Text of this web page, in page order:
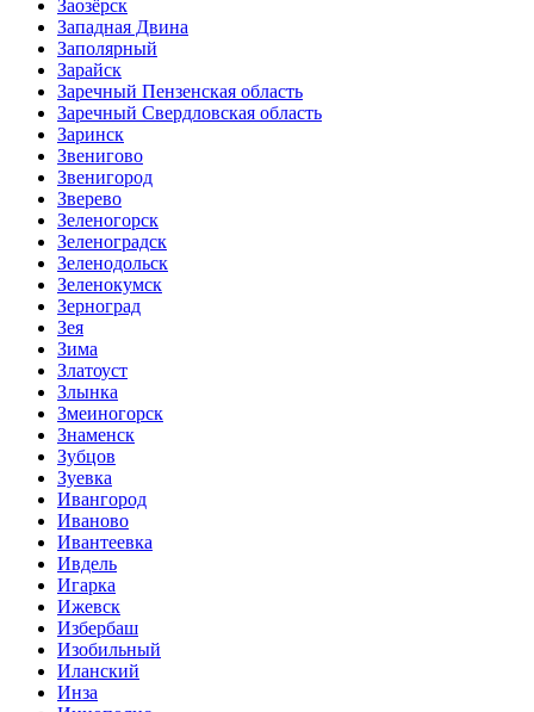
Заозёрск
Западная Двина
Заполярный
Зарайск
Заречный Пензенская область
Заречный Свердловская область
Заринск
Звенигово
Звенигород
Зверево
Зеленогорск
Зеленоградск
Зеленодольск
Зеленокумск
Зерноград
Зея
Зима
Златоуст
Злынка
Змеиногорск
Знаменск
Зубцов
Зуевка
Ивангород
Иваново
Ивантеевка
Ивдель
Игарка
Ижевск
Избербаш
Изобильный
Иланский
Инза